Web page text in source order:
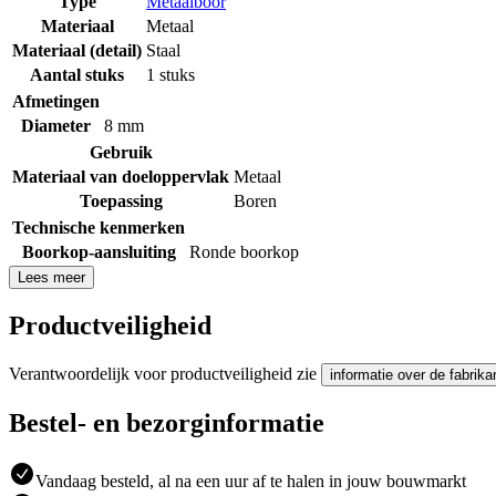
Materiaal
Metaal
Materiaal (detail) Staal
Aantal stuks
1 stuks
Afmetingen
Diameter
8 mm
Gebruik
Materiaal van doeloppervlak Metaal
Toepassing
Boren
Technische kenmerken
Boorkop-aansluiting
Ronde boorkop
Lees meer
Productveiligheid
Verantwoordelijk voor productveiligheid zie informatie over de
Bestel- en bezorginformatie
Vandaag besteld, al na een uur af te halen in jouw bouwmarkt